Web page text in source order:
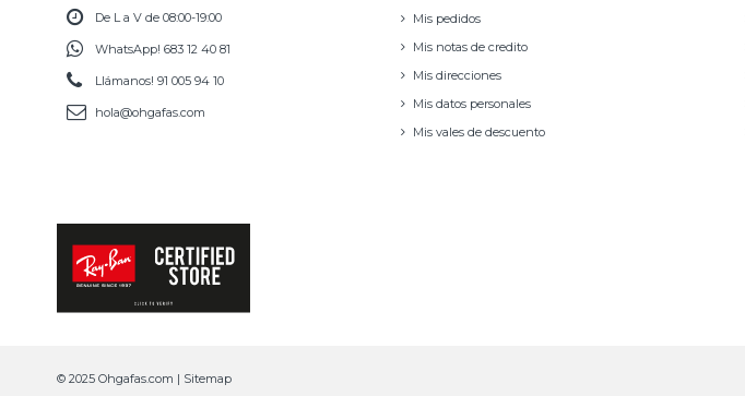
De L a V de 08:00-19:00
WhatsApp! 683 12 40 81
Llámanos! 91 005 94 10
hola@ohgafas.com
Mis pedidos
Mis notas de credito
Mis direcciones
Mis datos personales
Mis vales de descuento
© 2025 Ohgafas.com | Sitemap